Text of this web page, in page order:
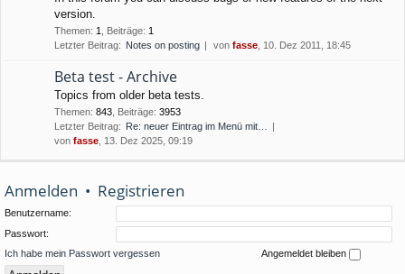
version.
Themen: 1 Beiträge: 1
Letzter Beitrag: Notes on posting von fasse , 10. Dez 2011, 18:45
Beta test - Archive
Topics from older beta tests.
Themen: 843 Beiträge: 3953
Letzter Beitrag: Re: neuer Eintrag im Menü mit…
von fasse , 13. Dez 2025, 09:19
Anmelden • Registrieren
Benutzername:
Passwort:
Ich habe mein Passwort vergessen
Angemeldet bleiben